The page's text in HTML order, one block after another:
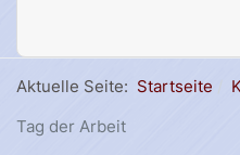
Aktuelle Seite: Startseite
Tag der Arbeit